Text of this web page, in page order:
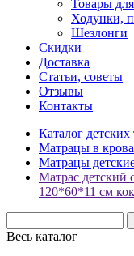
Товары
Ходунки,
Шезлонги
Скидки
Доставка
Статьи, советы
Отзывы
Контакты
Каталог детских
Матрацы в
Матрацы
Матрас детский
120*60*11 см
Весь каталог